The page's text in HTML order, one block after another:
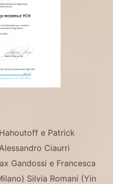
e Patrick
Alessandro Ciaurri
Gandossi e Francesca
Silvia Romani (Yin